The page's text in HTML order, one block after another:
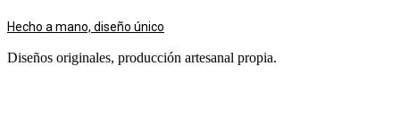
Hecho a mano, diseño único
Diseños originales, producción artesanal propia.